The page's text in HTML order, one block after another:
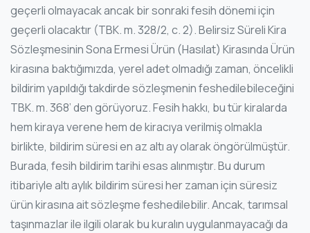
geçerli olmayacak ancak bir sonraki fesih dönemi için
geçerli olacaktır (TBK. m. 328/2, c. 2). Belirsiz Süreli Kira
Sözleşmesinin Sona Ermesi Ürün (Hasılat) Kirasında Ürün
kirasına baktığımızda, yerel adet olmadığı zaman, öncelikli
bildirim yapıldığı takdirde sözleşmenin feshedilebileceğini
TBK. m. 368’ den görüyoruz. Fesih hakkı, bu tür kiralarda
hem kiraya verene hem de kiracıya verilmiş olmakla
birlikte, bildirim süresi en az altı ay olarak öngörülmüştür.
Burada, fesih bildirim tarihi esas alınmıştır. Bu durum
itibariyle altı aylık bildirim süresi her zaman için süresiz
ürün kirasına ait sözleşme feshedilebilir. Ancak, tarımsal
taşınmazlar ile ilgili olarak bu kuralın uygulanmayacağı da